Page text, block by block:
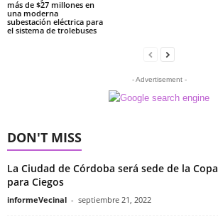
más de $27 millones en
una moderna
subestación eléctrica para
el sistema de trolebuses
- Advertisement -
DON'T MISS
La Ciudad de Córdoba será sede de la
para Ciegos
informeVecinal - septiembre 21, 2022